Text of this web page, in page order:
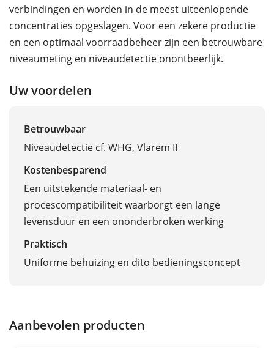
verbindingen en worden in de meest uiteenlopende
concentraties opgeslagen. Voor een zekere productie
en een optimaal voorraadbeheer zijn een betrouwbare
niveaumeting en niveaudetectie onontbeerlijk.
Uw voordelen
Betrouwbaar
Niveaudetectie cf. WHG, Vlarem II
Kostenbesparend
Een uitstekende materiaal- en
procescompatibiliteit waarborgt een lange
levensduur en een ononderbroken werking
Praktisch
Uniforme behuizing en dito bedieningsconcept
Aanbevolen producten